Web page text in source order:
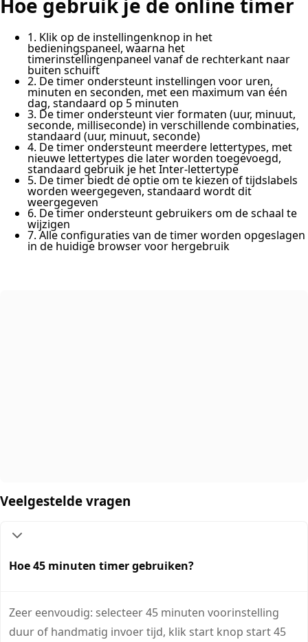
Hoe gebruik je de online timer
1. Klik op de instellingenknop in het
bedieningspaneel, waarna het
timerinstellingenpaneel vanaf de rechterkant naar
buiten schuift
2. De timer ondersteunt instellingen voor uren,
minuten en seconden, met een maximum van één
dag, standaard op 5 minuten
3. De timer ondersteunt vier formaten (uur, minuut,
seconde, milliseconde) in verschillende combinaties,
standaard (uur, minuut, seconde)
4. De timer ondersteunt meerdere lettertypes, met
nieuwe lettertypes die later worden toegevoegd,
standaard gebruik je het Inter-lettertype
5. De timer biedt de optie om te kiezen of tijdslabels
worden weergegeven, standaard wordt dit
weergegeven
6. De timer ondersteunt gebruikers om de schaal te
wijzigen
7. Alle configuraties van de timer worden opgeslagen
in de huidige browser voor hergebruik
Veelgestelde vragen
Hoe 45 minuten timer gebruiken?
Zeer eenvoudig: selecteer 45 minuten voorinstelling
duur of handmatig invoer tijd, klik start knop start 45